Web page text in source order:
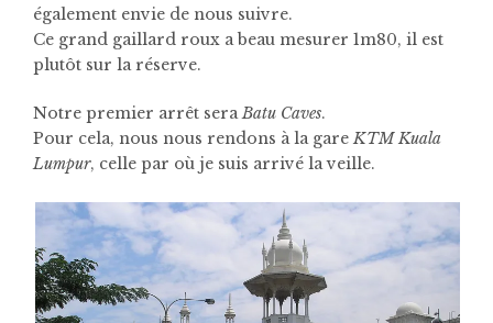
également envie de nous suivre.
Ce grand gaillard roux a beau mesurer 1m80, il est
plutôt sur la réserve.
Notre premier arrêt seraBatu Caves.
Pour cela, nous nous rendons à la gareKTM Kuala
Lumpur, celle par où je suis arrivé la veille.